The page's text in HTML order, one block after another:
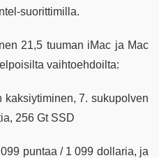
suorittimilla.
21,5 tuuman iMac ja Mac
vaihtoehdoilta:
kaksiytiminen, 7. sukupolven
256 Gt SSD
puntaa / 1 099 dollaria, ja